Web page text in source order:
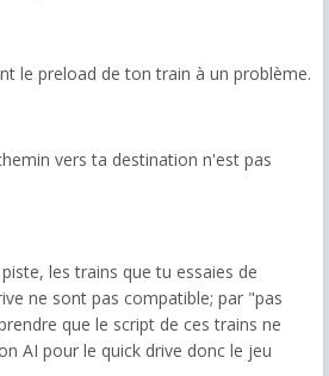
le preload de ton train à un problème.
vers ta destination n'est pas
les trains que tu essaies de
ne sont pas compatible; par "pas
que le script de ces trains ne
AI pour le quick drive donc le jeu